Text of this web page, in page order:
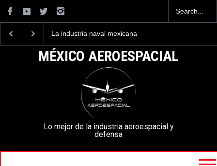
La industria naval mexicana
la Armada de México
mexicanos cuesta 2.9
millones de dólares
MÉXICO AEROESPACIAL
Lo mejor de la industria aeroespacial y
defensa